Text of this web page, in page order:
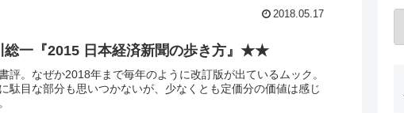
2018.05.17
総一『2015 日本経済新聞の歩き方』★★
評。なぜか2018年まで毎年のように改訂版が出ているムック。
駄目な部分も思いつかないが、少なくとも定価分の価値は感じ